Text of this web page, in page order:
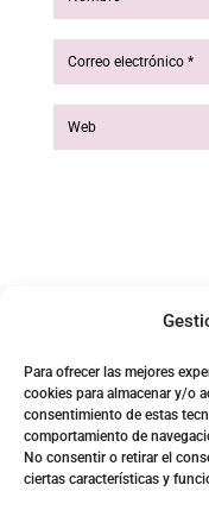
Para ofrecer las mejores
cookies para almacenar y/o
consentimiento de estas
comportamiento de
No consentir o retirar el
ciertas características y